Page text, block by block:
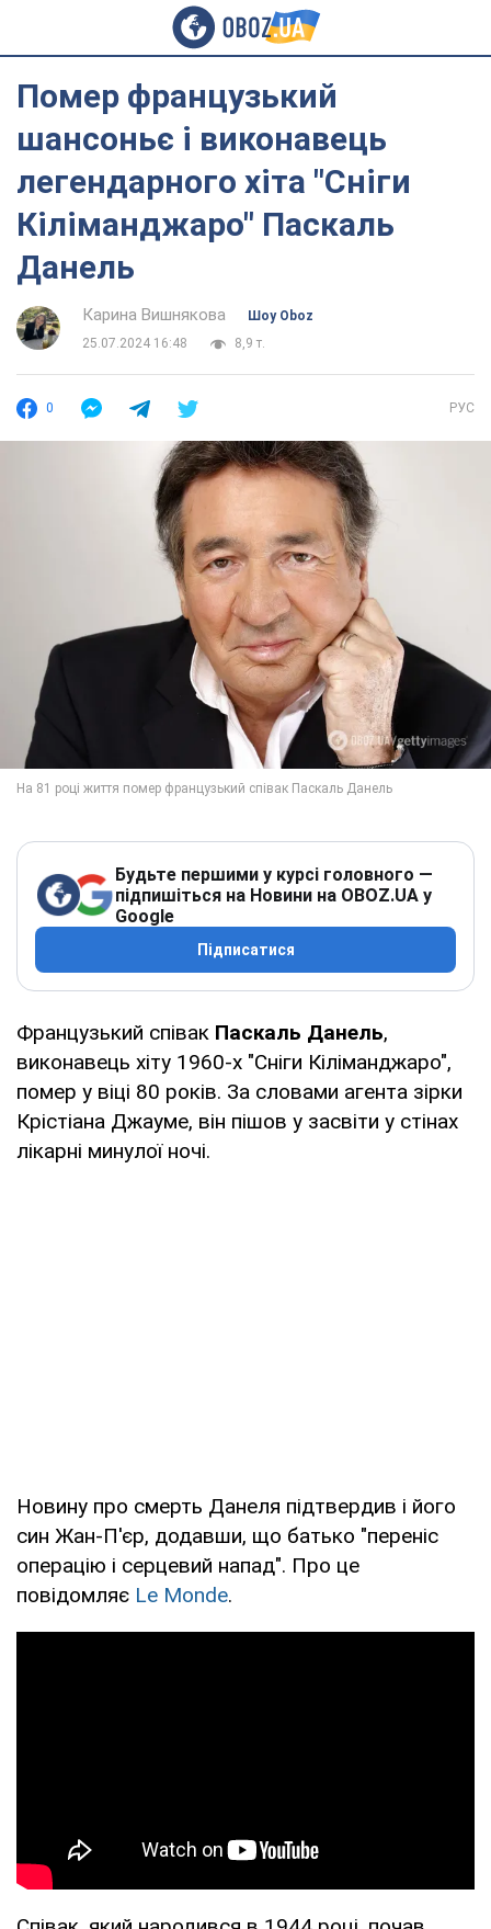
Помер французький
шансоньє і виконавець
легендарного хіта "Сніги
Кіліманджаро" Паскаль
Данель
Карина Вишнякова
Шоу Oboz
25.07.2024 16:48
8,9 т.
0 РУС
Будьте першими у курсі головного —
підпишіться на Новини на OBOZ.UA у
Google
Підписатися
Французький співак Паскаль Данель,
виконавець хіту 1960-х "Сніги Кіліманджаро",
помер у віці 80 років. За словами агента зірки
Крістіана Джауме, він пішов у засвіти у стінах
лікарні минулої ночі.
Новину про смерть Данеля підтвердив і його
син Жан-П'єр, додавши, що батько "переніс
операцію і серцевий напад". Про це
повідомляє Le Monde.